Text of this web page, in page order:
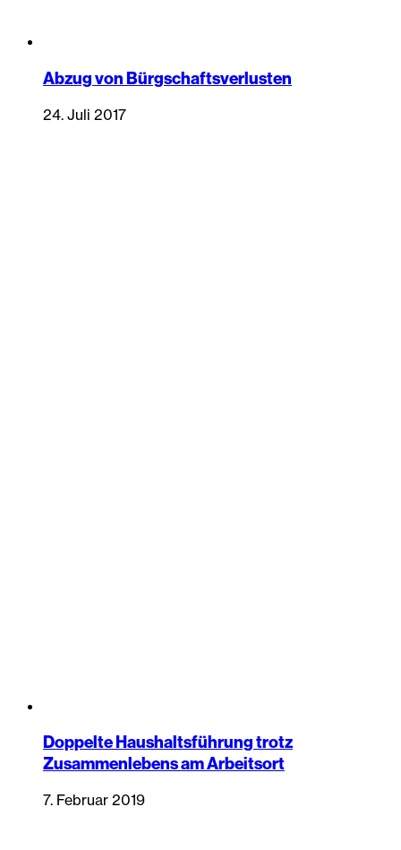
Abzug von Bürgschaftsverlusten
24. Juli 2017
Doppelte Haushaltsführung trotz
Zusammenlebens am Arbeitsort
7. Februar 2019